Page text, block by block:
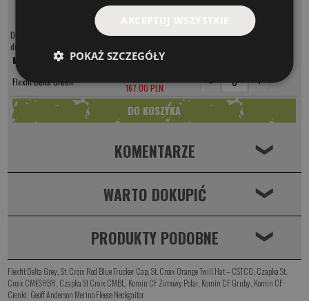
Delta Cap to idealne połączenie funkcjonalności, wygody i nowoczesnego stylu –
doskonała dla wędkarzy i miłośników outdooru.
MODEL
CENA
Flexfit Delta Green
167.00 PLN
- +
KOMENTARZE ❮
WARTO DOKUPIĆ ❮
PRODUKTY PODOBNE ❮
Flexfit Delta Grey ,St. Croix Rod Blue Trucker Cap ,St. Croix Orange Twill Hat – CSTCO Czapka St.
Croix CMESHBR Czapka St Croix CMBL Komin CF Zimowy Polar, Komin CF Gruby Komin CF
Cienki Geoff Anderson Merino Fleece Neckgaitor
AKCEPTUJ WSZYSTKIE
POKAŻ SZCZEGÓŁY